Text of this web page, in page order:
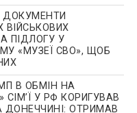
ДОКУМЕНТИ
ВІЙСЬКОВИХ
ПІДЛОГУ У
«МУЗЕЇ СВО», ЩОБ
В ОБМІН НА
СІМʼЇ У РФ КОРИГУВАВ
ДОНЕЧЧИНІ: ОТРИМАВ